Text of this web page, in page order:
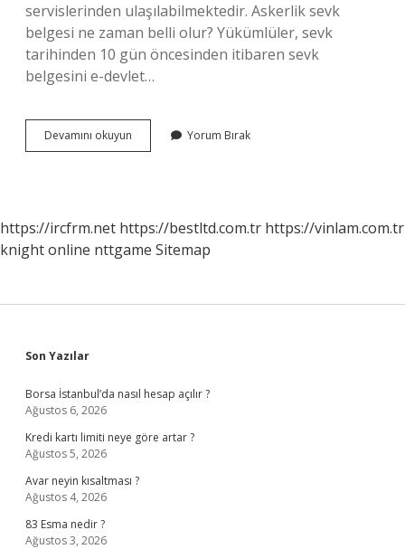
servislerinden ulaşılabilmektedir. Askerlik sevk
belgesi ne zaman belli olur? Yükümlüler, sevk
tarihinden 10 gün öncesinden itibaren sevk
belgesini e-devlet…
Devamını okuyun
Ve
Belli
Olur
Yorum Bırak
https://ircfrm.net https://bestltd.com.tr https://vinlam.com.tr
knight online nttgame Sitemap
Sidebar
Son Yazılar
Borsa İstanbul’da nasıl hesap açılır ?
Ağustos 6, 2026
Kredi kartı limiti neye göre artar ?
Ağustos 5, 2026
Avar neyin kısaltması ?
Ağustos 4, 2026
83 Esma nedir ?
Ağustos 3, 2026